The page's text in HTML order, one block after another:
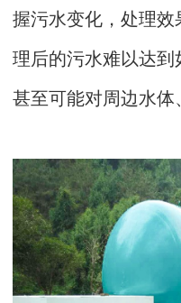
握污水变化，处理
理后的污水难以达到
甚至可能对周边水体